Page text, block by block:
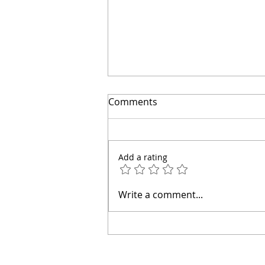
El Camino hacia tu Casa
Comments
Add a rating
Write a comment...